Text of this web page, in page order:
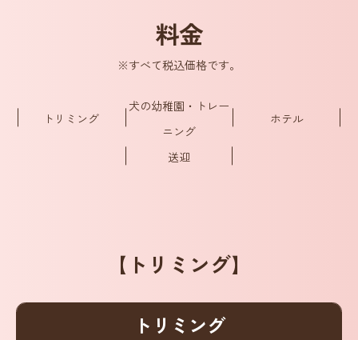
料金
※すべて税込価格です。
トリミング
犬の幼稚園・トレー
ニング
ホテル
送迎
【トリミング】
トリミング